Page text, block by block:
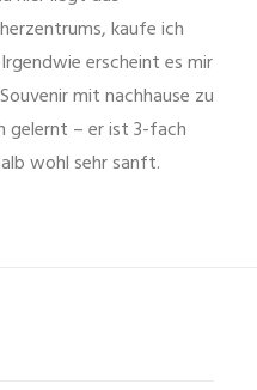
kaufe ich
erscheint es mir
mit nachhause zu
gelernt – er ist 3-fach
wohl sehr sanft.